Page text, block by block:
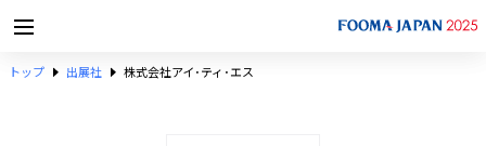
トップ 出展社 株式会社アイ･ティ･エス